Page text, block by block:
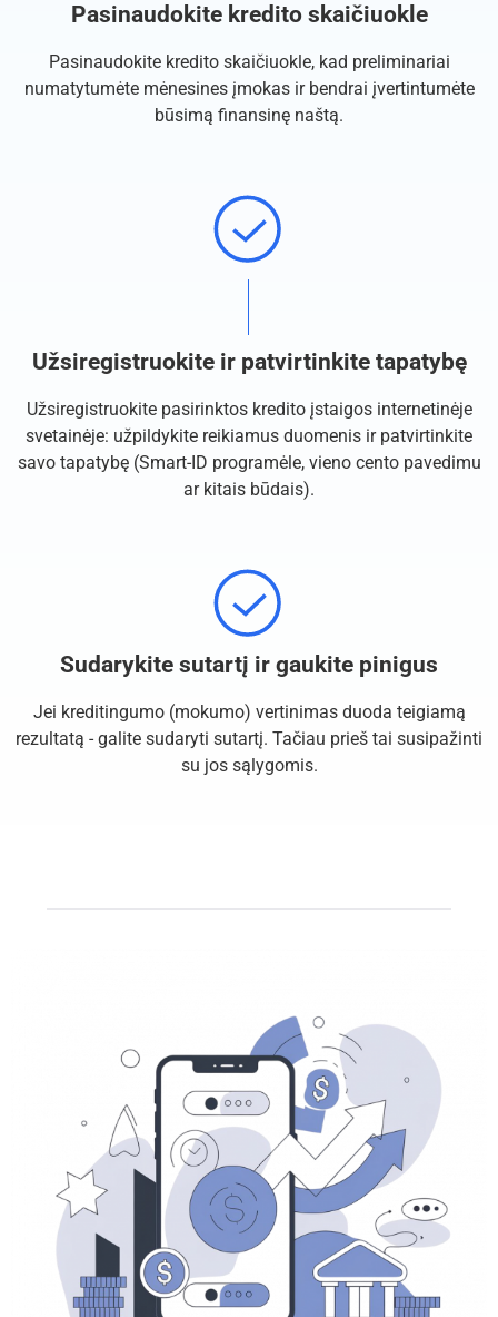
Pasinaudokite kredito skaičiuokle
Pasinaudokite kredito skaičiuokle, kad preliminariai
numatytumėte mėnesines įmokas ir bendrai įvertintumėte
būsimą finansinę naštą.
Užsiregistruokite ir patvirtinkite tapatybę
Užsiregistruokite pasirinktos kredito įstaigos internetinėje
svetainėje: užpildykite reikiamus duomenis ir patvirtinkite
savo tapatybę (Smart-ID programėle, vieno cento pavedimu
ar kitais būdais).
Sudarykite sutartį ir gaukite pinigus
Jei kreditingumo (mokumo) vertinimas duoda teigiamą
rezultatą - galite sudaryti sutartį. Tačiau prieš tai susipažinti
su jos sąlygomis.